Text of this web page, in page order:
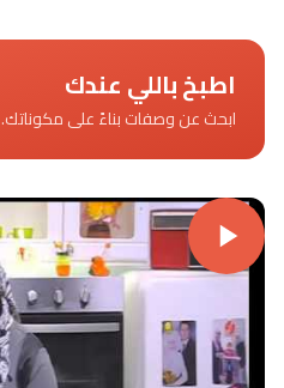
اطبخ باللي عندك
ابحث عن وصفات بناءً على مكوناتك.